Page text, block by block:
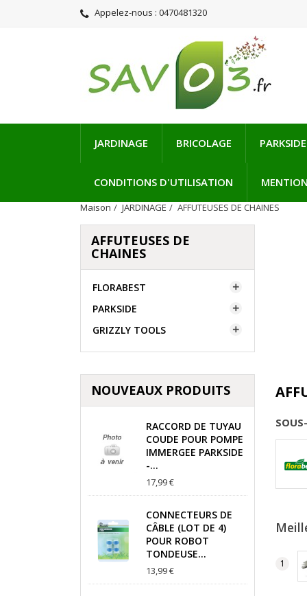
Appelez-nous : 0470481320
JARDINAGE BRICOLAGE
CONDITIONS D'UTILISATION
Maison JARDINAGE AFFUTEUSES DE CHAINES
AFFUTEUSES DE
CHAINES
FLORABEST 
PARKSIDE 
GRIZZLY TOOLS 
NOUVEAUX PRODUITS
RACCORD DE TUYAU
COUDE POUR POMPE
IMMERGEE PARKSIDE
-...
17,99 €
CONNECTEURS DE
CÂBLE (LOT DE 4)
POUR ROBOT
TONDEUSE...
13,99 €